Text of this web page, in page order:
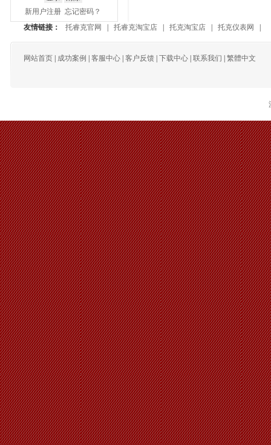
新用户注册 忘记密码？
友情链接： 托睿克官网 托睿克淘宝店 托克淘宝店 托克仪表网
网站首页 成功案例 客服中心 客户反馈 下载中心 联系我们 繁體中文